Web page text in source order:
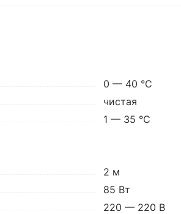
0 — 40 °C
чистая
1 — 35 °C
2 м
85 Вт
220 — 220 В